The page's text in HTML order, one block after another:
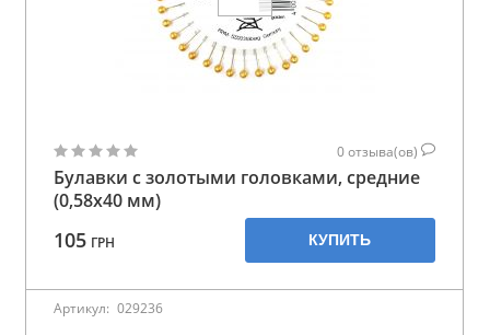
0отзыва(ов)
Булавки с золотыми головками, средние
(0,58х40 мм)
105 ГРН КУПИТЬ
Артикул: 029236